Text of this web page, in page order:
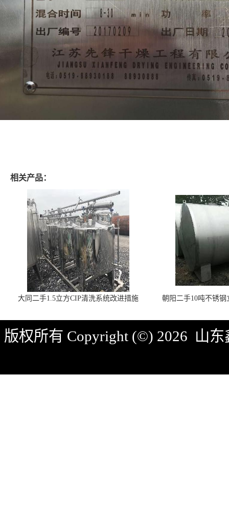
相关产品：
大同二手1.5立方CIP清洗系统改进措施 朝阳二手10吨不锈
版权所有 Copyright (©) 2026 山